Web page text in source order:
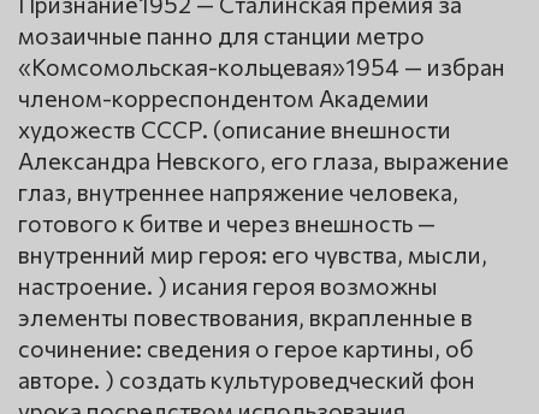
мозаичные панно для станции метро
«Комсомольская-кольцевая»1954 — избран
членом-корреспондентом Академии
художеств СССР. (описание внешности
Александра Невского, его глаза, выражение
глаз, внутреннее напряжение человека,
готового к битве и через внешность —
внутренний мир героя: его чувства, мысли,
настроение. ) исания героя возможны
элементы повествования, вкрапленные в
сочинение: сведения о герое картины, об
авторе. ) создать культуроведческий фон